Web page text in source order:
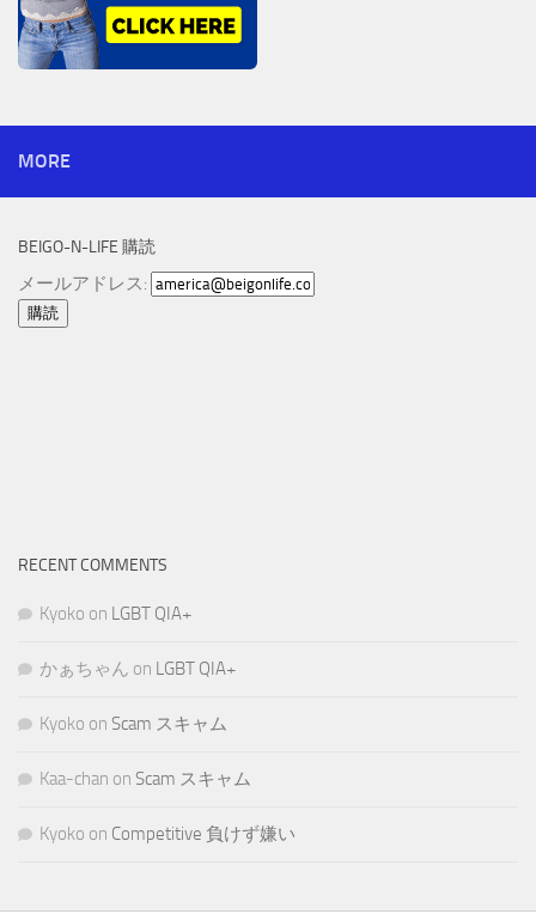
MORE
BEIGO-N-LIFE 購読
メールアドレス:
RECENT COMMENTS
Kyoko on LGBT QIA+
かぁちゃん on LGBT QIA+
Kyoko on Scam スキャム
Kaa-chan on Scam スキャム
Kyoko on Competitive 負けず嫌い